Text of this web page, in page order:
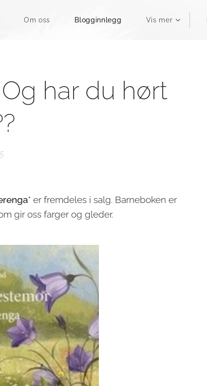
Om oss Blogginnlegg Vis mer
har du hørt
" er fremdeles i salg. Barneboken er
gir oss farger og gleder.